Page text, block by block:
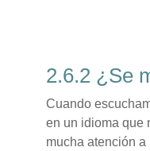
2.6.2 ¿Se
Cuando
en un idioma que
mucha atención